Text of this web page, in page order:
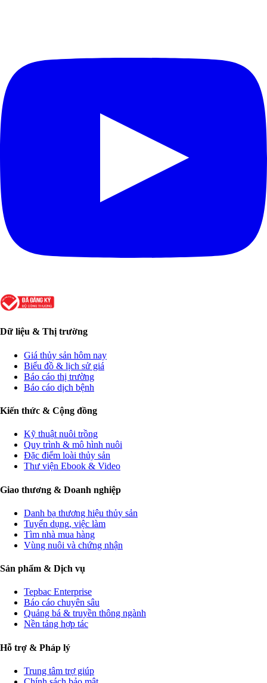
Dữ liệu & Thị trường
Giá thủy sản hôm nay
Biểu đồ & lịch sử giá
Báo cáo thị trường
Báo cáo dịch bệnh
Kiến thức & Cộng đồng
Kỹ thuật nuôi trồng
Quy trình & mô hình nuôi
Đặc điểm loài thủy sản
Thư viện Ebook & Video
Giao thương & Doanh nghiệp
Danh bạ thương hiệu thủy sản
Tuyển dụng, việc làm
Tìm nhà mua hàng
Vùng nuôi và chứng nhận
Sản phẩm & Dịch vụ
Tepbac Enterprise
Báo cáo chuyên sâu
Quảng bá & truyền thông ngành
Nền tảng hợp tác
Hỗ trợ & Pháp lý
Trung tâm trợ giúp